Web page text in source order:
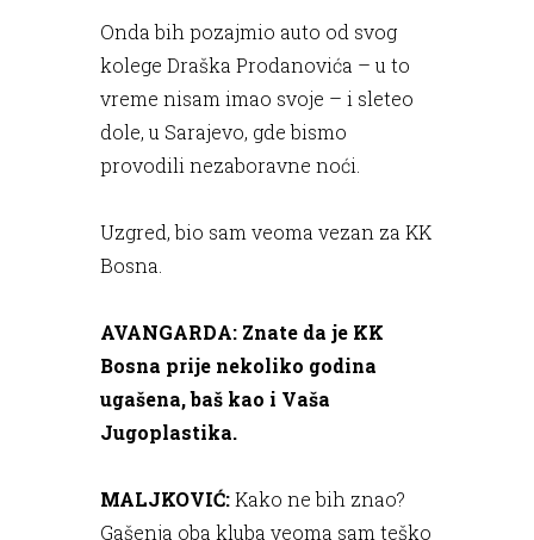
Onda bih pozajmio auto od svog
kolege Draška Prodanovića – u to
vreme nisam imao svoje – i sleteo
dole, u Sarajevo, gde bismo
provodili nezaboravne noći.
Uzgred, bio sam veoma vezan za KK
Bosna.
AVANGARDA: Znate da je KK
Bosna prije nekoliko godina
ugašena, baš kao i Vaša
Jugoplastika.
MALJKOVIĆ:Kako ne bih znao?
Gašenja oba kluba veoma sam teško